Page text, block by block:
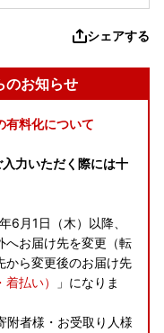
シェアする
のお知らせ
有料化について
力いただく際には十
6月1日（木）以降、
へお届け先を変更（転
から変更後のお届け先
払い）
」になりま
者様・お受取り人様